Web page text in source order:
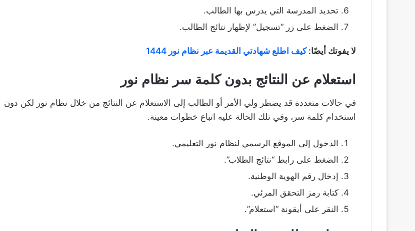
تحديد المدرسة التي يدرس بها الطالب.
الضغط على زر “تسجيل” لإظهار نتائج الطالب.
لا يفوتك أيضًا:كيف اطلع شهادتي القديمة عبر نظام نور 1444
استعلام عن النتائج بدون كلمة سر نظام نور
في حالات متعددة قد يضطر ولي الأمر أو الطالب إلى الاستعلام عن النتائج من خلال نظام نور لكن دون
استخدام كلمة سر، وفي تلك الحالة عليه اتباع خطوات معينة.
الدخول إلى الموقع الرسمي لنظام نور التعليمي.
الضغط على رابط “نتائج الطلاب”.
إدخال رقم الهوية الوطنية.
كتابة رمز التحقق المرئي.
النقر على أيقونة “استعلام”.